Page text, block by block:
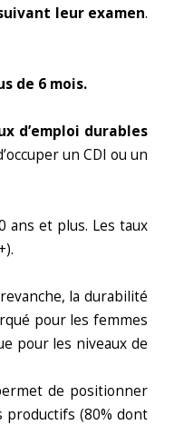
leur examen.
de 6 mois.
d’emploi durables
un CDI ou un
ans et plus. Les taux
la durabilité
pour les femmes
pour les niveaux de
de positionner
productifs (80% dont